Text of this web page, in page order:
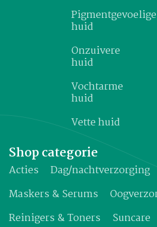
Pigmentgevoelige
huid
Onzuivere
huid
Vochtarme
huid
Vette huid
Shop categorie
Acties
Dag/nachtverzorging
Maskers & Serums
Reinigers & Toners
Suncare